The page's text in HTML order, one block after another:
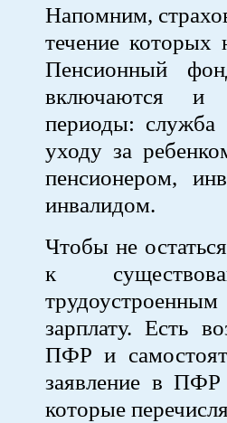
Напомним,
течение которых
Пенсионный
включаются и
периоды:
уходу за
пенсионером,
инвалидом.
Чтобы не
к
зарплату. Есть
ПФР и
заявление в ПФР
которые